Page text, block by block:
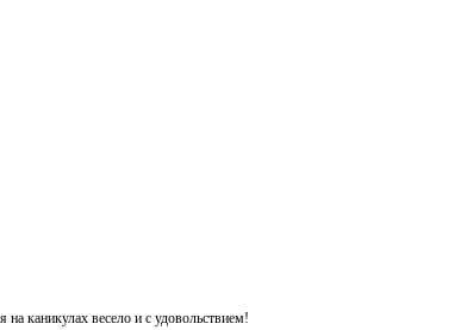
каникулах весело и с удовольствием!